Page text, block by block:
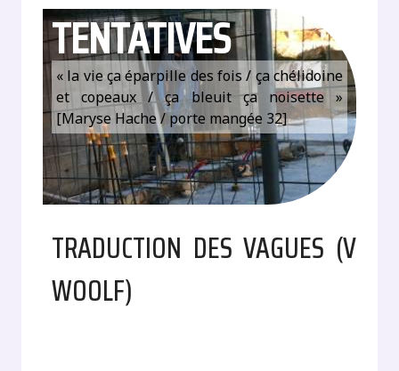
TENTATIVES
« la vie ça éparpille des fois / ça chélidoine
et copeaux / ça bleuit ça noisette »
[Maryse Hache / porte mangée 32]
TRADUCTION DES VAGUES (V
WOOLF)